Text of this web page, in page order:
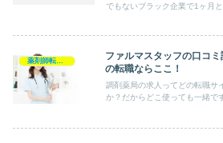
でもないブラック企業で1ヶ月と
ファルマスタッフの口コ
の転職ならここ！
調剤薬局の求人ってどの転職サ
か？だからどこ使っても一緒で